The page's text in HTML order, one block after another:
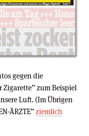
gegen die
Zigarette” zum Beispiel
Luft. (Im Übrigen
ÄRZTE” ziemlich